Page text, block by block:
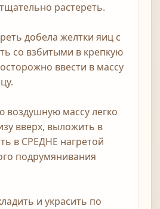
растереть.
добела желтки яиц с
со взбитыми в крепкую
ввести в массу
воздушную массу легко
вверх, выложить в
в СРЕДНЕ нагретой
подрумянивания
и украсить по